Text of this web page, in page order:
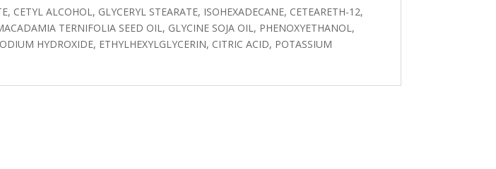
CETYL ALCOHOL, GLYCERYL STEARATE, ISOHEXADECANE, CETEARETH-12,
TERNIFOLIA SEED OIL, GLYCINE SOJA OIL, PHENOXYETHANOL,
HYDROXIDE, ETHYLHEXYLGLYCERIN, CITRIC ACID, POTASSIUM